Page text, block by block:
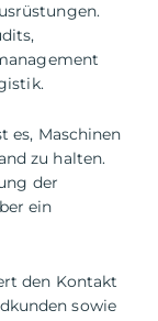
es, Maschinen
zu halten.
der
ein
den Kontakt
sowie